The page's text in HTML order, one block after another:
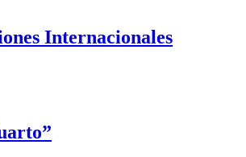
Internacionales